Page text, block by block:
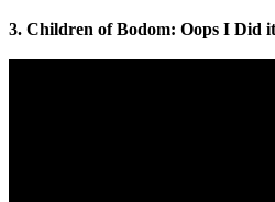
3. Children of Bodom: Oops I Did